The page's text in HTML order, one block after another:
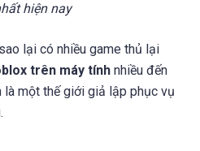
hiện nay
lại có nhiều game thủ lại
trên máy tính nhiều đến
là một thế giới giả lập phục vụ